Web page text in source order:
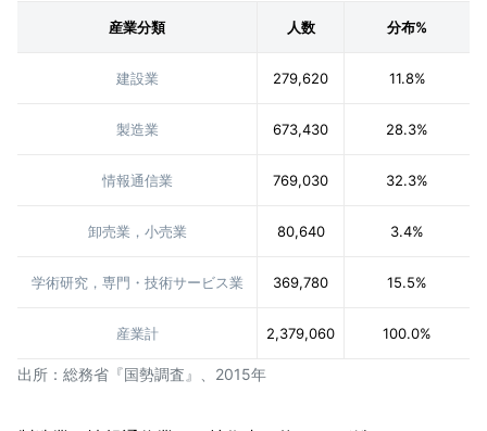
出所：総務省『国勢調査』、2015年
産業分類 人数 分布%
建設業 279,620 11.8%
製造業 673,430 28.3%
情報通信業 769,030 32.3%
卸売業，小売業 80,640 3.4%
学術研究，専門・技術サービス業 369,780 15.5%
産業計 2,379,060 100.0%